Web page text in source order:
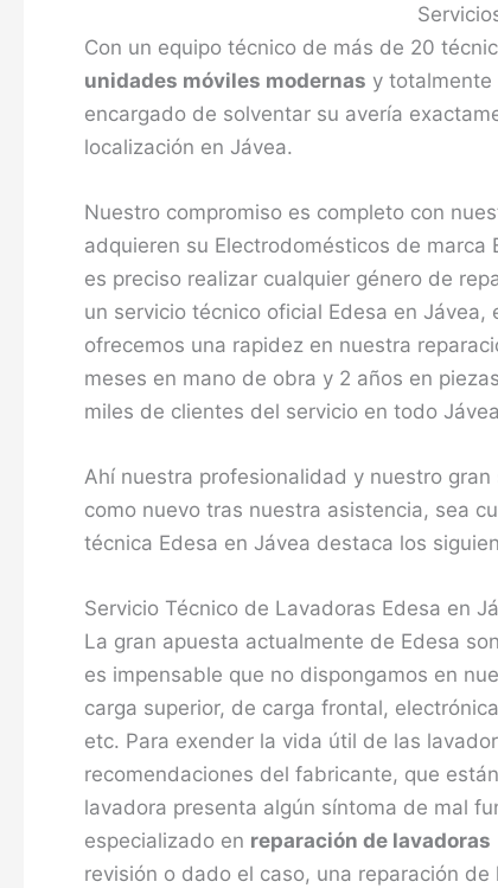
Con un equipo técnico de más de 20
unidades móviles modernas y totalmente
encargado de solventar su avería
localización en Jávea.
Nuestro compromiso es completo con
adquieren su Electrodomésticos de
es preciso realizar cualquier género de
un servicio técnico oficial Edesa en Jávea,
ofrecemos una rapidez en nuestra
meses en mano de obra y 2 años en
miles de clientes del servicio en todo
Ahí nuestra profesionalidad y nuestro
como nuevo tras nuestra asistencia, sea
técnica Edesa en Jávea destaca los
Servicio Técnico de Lavadoras Edesa en
La gran apuesta actualmente de Edesa
es impensable que no dispongamos en
carga superior, de carga frontal,
etc. Para exender la vida útil de las
recomendaciones del fabricante, que
lavadora presenta algún síntoma de mal
especializado en reparación de lavadoras
revisión o dado el caso, una reparación